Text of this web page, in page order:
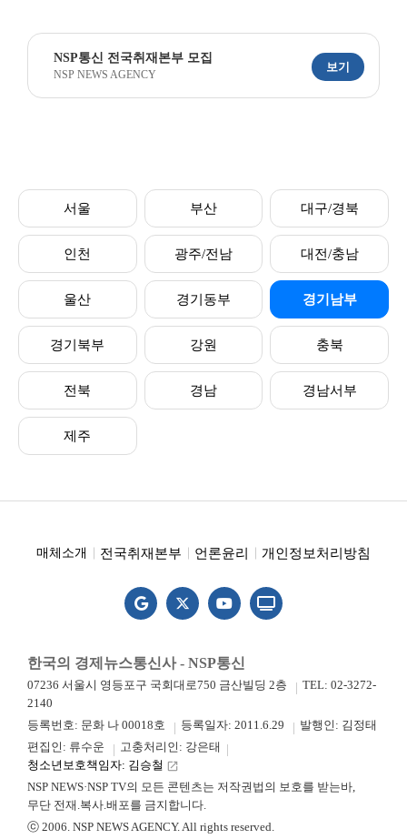
NSP통신 전국취재본부 모집
NSP NEWS AGENCY
보기
서울 부산 대구/경북
인천 광주/전남 대전/충남
울산 경기동부 경기남부
경기북부 강원 충북
전북 경남 경남서부
제주
매체소개 전국취재본부 언론윤리 개인정보처리방침
한국의 경제뉴스통신사 - NSP통신
07236 서울시 영등포구 국회대로750 금산빌딩 2층
TEL: 02-3272-
2140
등록번호: 문화 나 00018호
등록일자: 2011.6.29
발행인: 김정태
편집인: 류수운
고충처리인: 강은태
청소년보호책임자: 김승철 launch
NSP NEWS·NSP TV의 모든 콘텐츠는 저작권법의 보호를 받는바,
무단 전재.복사.배포를 금지합니다.
ⓒ 2006. NSP NEWS AGENCY. All rights reserved.